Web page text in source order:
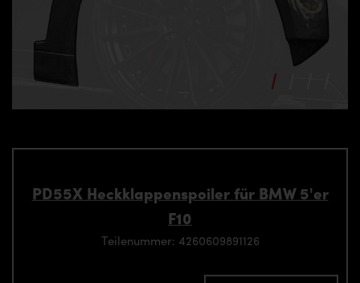
PD55X Heckklappenspoiler für BMW 5'er
F10
Teilenummer: 4260609891126